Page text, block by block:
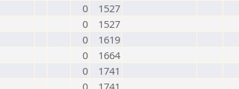
0
1527
0
1527
0
1619
0
1664
0
1741
0
1741